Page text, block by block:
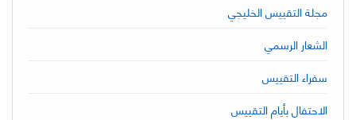
مجلة التقييس الخليجي
الشعار الرسمي
سفراء التقييس
الاحتفال بأيام التقييس